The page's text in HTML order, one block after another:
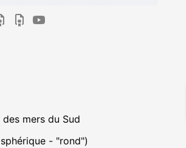
des mers du Sud
sphérique - "rond")